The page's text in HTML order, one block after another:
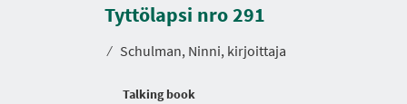
Tyttölapsi nro 291
⁄ Schulman, Ninni, kirjoittaja
Talking book
r
a
i